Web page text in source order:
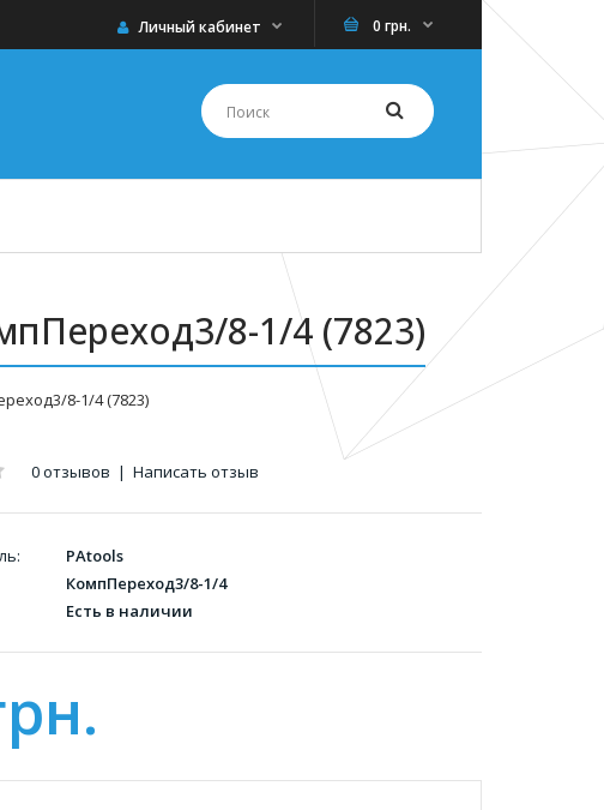
0 грн.
Личный кабинет
8-1/4 (7823)
8-1/4 (7823)
0 отзывов | Написать отзыв
PAtools
КомпПереход3/8-1/4
Есть в наличии